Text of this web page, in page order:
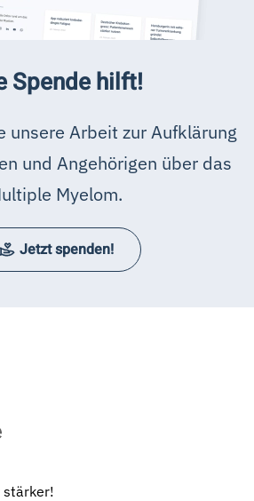
Spende hilft!
unsere Arbeit zur Aufklärung
und Angehörigen über das
Myelom.
Jetzt spenden!
stärker!